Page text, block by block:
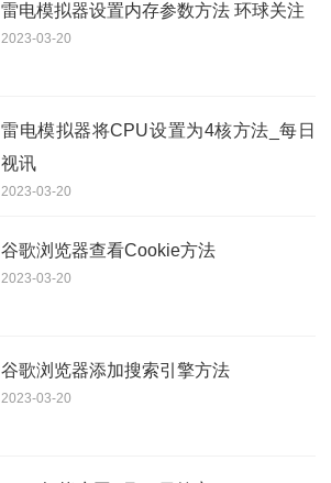
雷电模拟器设置内存参数方法 环球关注
2023-03-20
雷电模拟器将CPU设置为4核方法_每日
视讯
2023-03-20
谷歌浏览器查看Cookie方法
2023-03-20
谷歌浏览器添加搜索引擎方法
2023-03-20